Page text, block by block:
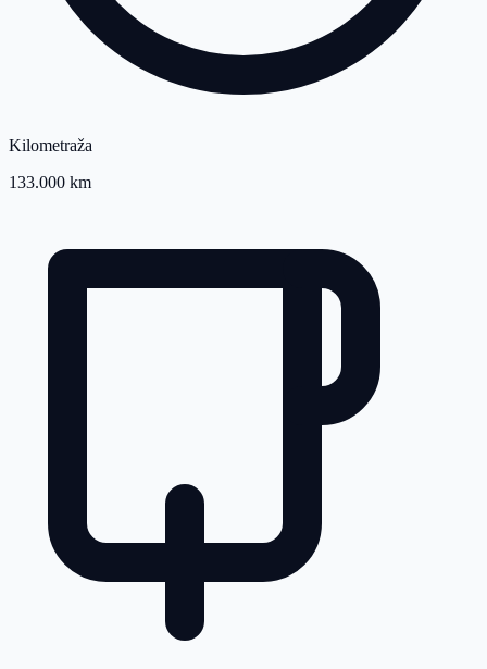
Kilometraža
133.000 km